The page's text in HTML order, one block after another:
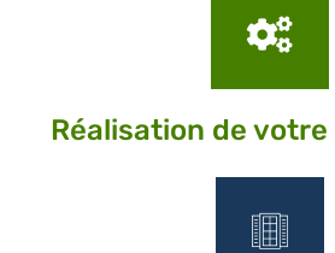
Réalisation de